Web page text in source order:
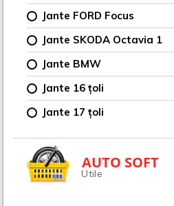
Jante FORD Focus
Jante SKODA Octavia 1
Jante BMW
Jante 16 țoli
Jante 17 țoli
AUTO SOFT
Utile